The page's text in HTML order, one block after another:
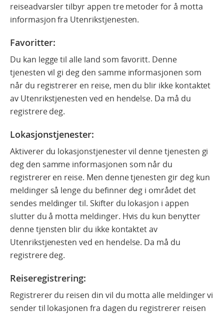
reiseadvarsler tilbyr appen tre metoder for å motta
informasjon fra Utenrikstjenesten.
Favoritter:
Du kan legge til alle land som favoritt. Denne
tjenesten vil gi deg den samme informasjonen som
når du registrerer en reise, men du blir ikke kontaktet
av Utenrikstjenesten ved en hendelse. Da må du
registrere deg.
Lokasjonstjenester:
Aktiverer du lokasjonstjenester vil denne tjenesten gi
deg den samme informasjonen som når du
registrerer en reise. Men denne tjenesten gir deg kun
meldinger så lenge du befinner deg i området det
sendes meldinger til. Skifter du lokasjon i appen
slutter du å motta meldinger. Hvis du kun benytter
denne tjensten blir du ikke kontaktet av
Utenrikstjenesten ved en hendelse. Da må du
registrere deg.
Reiseregistrering:
Registrerer du reisen din vil du motta alle meldinger vi
sender til lokasjonen fra dagen du registrerer reisen